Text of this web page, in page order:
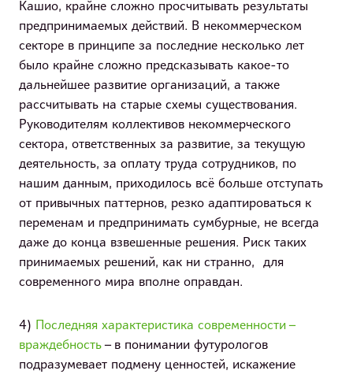
Кашио, крайне сложно просчитывать результаты
предпринимаемых действий. В некоммерческом
секторе в принципе за последние несколько лет
было крайне сложно предсказывать какое-то
дальнейшее развитие организаций, а также
рассчитывать на старые схемы существования.
Руководителям коллективов некоммерческого
сектора, ответственных за развитие, за текущую
деятельность, за оплату труда сотрудников, по
нашим данным, приходилось всё больше отступать
от привычных паттернов, резко адаптироваться к
переменам и предпринимать сумбурные, не всегда
даже до конца взвешенные решения. Риск таких
принимаемых решений, как ни странно, для
современного мира вполне оправдан.
4)
Последняя характеристика современности –
враждебность– в понимании футурологов
подразумевает подмену ценностей, искажение